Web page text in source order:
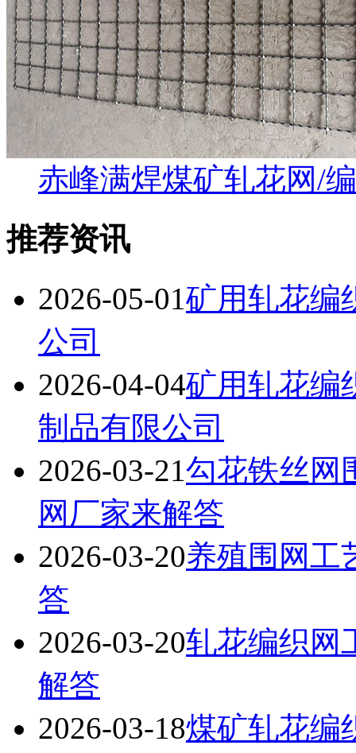
赤峰满焊煤矿轧花网/
推荐资讯
2026-05-01矿用轧花编
公司
2026-04-04矿用轧花
制品有限公司
2026-03-21勾花铁丝网
网厂家来解答
2026-03-20养殖围网工
答
2026-03-20轧花编织网
解答
2026-03-18煤矿轧花编